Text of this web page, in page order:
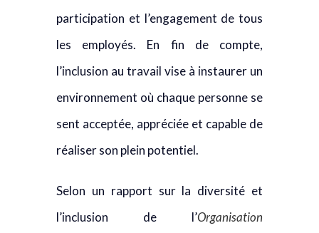
participation et l’engagement de tous
les employés. En fin de compte,
l’inclusion au travail vise à instaurer un
environnement où chaque personne se
sent acceptée, appréciée et capable de
réaliser son plein potentiel.
Selon un rapport sur la diversité et
l’inclusion de l’Organisation